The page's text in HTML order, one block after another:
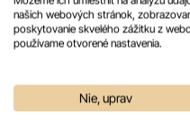
našich webových stránok,
poskytovanie skvelého zážitku z
používame otvorené nastavenia.
Nie, uprav